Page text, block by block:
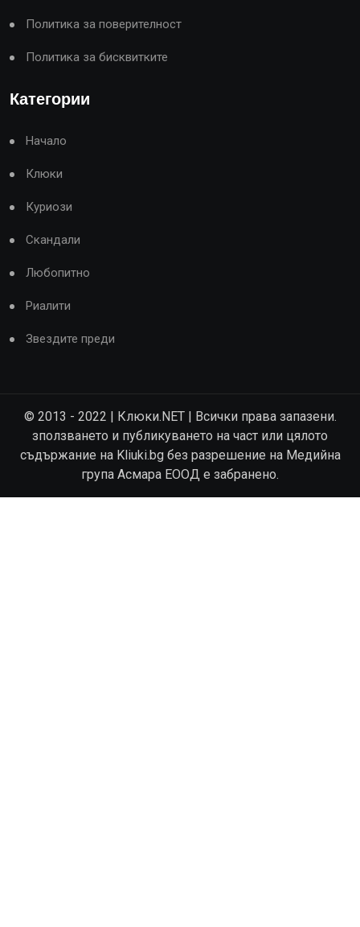
Политика за поверителност
Политика за бисквитките
Категории
Начало
Клюки
Куриози
Скандали
Любопитно
Риалити
Звездите преди
© 2013 - 2022 | Клюки.NET | Всички права запазени.
зползването и публикуването на част или цялото
съдържание на Kliuki.bg без разрешение на Медийна
група Асмара ЕООД е забранено.